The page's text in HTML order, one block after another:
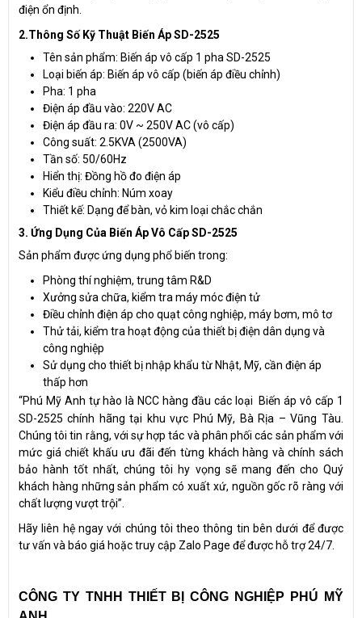
điện ổn định.
2.Thông Số Kỹ Thuật Biến Áp SD-2525
Tên sản phẩm: Biến áp vô cấp 1 pha SD-2525
Loại biến áp: Biến áp vô cấp (biến áp điều chỉnh)
Pha: 1 pha
Điện áp đầu vào: 220V AC
Điện áp đầu ra: 0V ~ 250V AC (vô cấp)
Công suất: 2.5KVA (2500VA)
Tần số: 50/60Hz
Hiển thị: Đồng hồ đo điện áp
Kiểu điều chỉnh: Núm xoay
Thiết kế: Dạng để bàn, vỏ kim loại chắc chắn
3. Ứng Dụng Của Biến Áp Vô Cấp SD-2525
Sản phẩm được ứng dụng phổ biến trong:
Phòng thí nghiệm, trung tâm R&D
Xưởng sửa chữa, kiểm tra máy móc điện tử
Điều chỉnh điện áp cho quạt công nghiệp, máy bơm, mô tơ
Thử tải, kiểm tra hoạt động của thiết bị điện dân dụng và
công nghiệp
Sử dụng cho thiết bị nhập khẩu từ Nhật, Mỹ, cần điện áp
thấp hơn
“Phú Mỹ Anh tự hào là NCC hàng đầu các loại
Biến áp vô cấp 1
SD-2525 chính hãng tại khu vực Phú Mỹ, Bà Rịa – Vũng Tàu.
Chúng tôi tin rằng, với sự hợp tác và phân phối các sản phẩm với
mức giá chiết khấu ưu đãi đến từng khách hàng và chính sách
bảo hành tốt nhất, chúng tôi hy vọng sẽ mang đến cho Quý
khách hàng những sản phẩm có xuất xứ, nguồn gốc rõ ràng với
chất lượng vượt trội”.
Hãy liên hệ ngay với chúng tôi theo thông tin bên dưới để được
tư vấn và báo giá hoặc truy cập Zalo Page để được hỗ trợ 24/7.
CÔNG TY TNHH THIẾT BỊ CÔNG NGHIỆP PHÚ MỸ